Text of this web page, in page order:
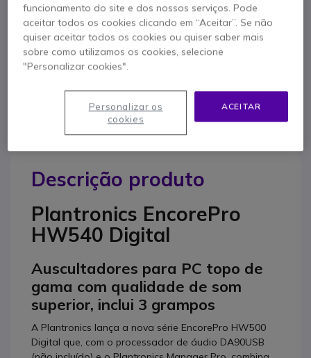
Plantronics EncorePro HW540 Digital
Contacte os nossos peritos -
Descrição produto
Plantronics EncorePro
HW540 Digital
Auscultadores para PC topo de
gama com qualidade de som
superior, inclui 3 grampos
A Plantronics lança a nova série EncorePro HW500
Digital que, com o processador de áudio DA90USB
funcionamento do site e dos nossos serviços. Pode
aceitar todos os cookies clicando em “Aceitar”. Se não
quiser aceitar todos os cookies ou quiser saber mais
sobre como utilizamos os cookies, selecione
"Personalizar cookies".
ACEITAR
Personalizar os
cookies